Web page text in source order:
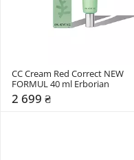
CC Cream Red Correct NEW
FORMUL 40 ml Erborian
2 699 ₴